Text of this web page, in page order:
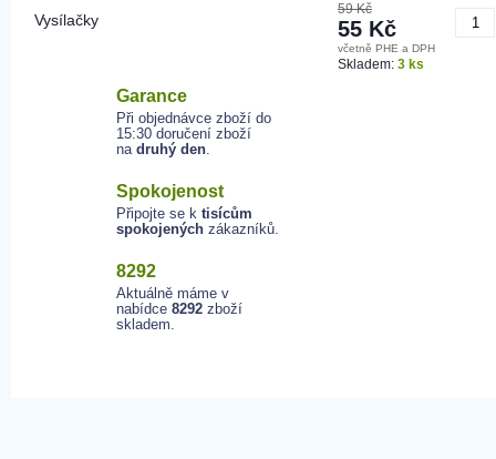
Vysílačky
Garance
Při objednávce zboží do
15:30 doručení zboží
na druhý den.
Spokojenost
Připojte se k tisícům
spokojených zákazníků.
8292
Aktuálně máme v
nabídce 8292 zboží
skladem.
59 Kč
55 Kč
včetně PHE a DPH
Skladem: 3 ks